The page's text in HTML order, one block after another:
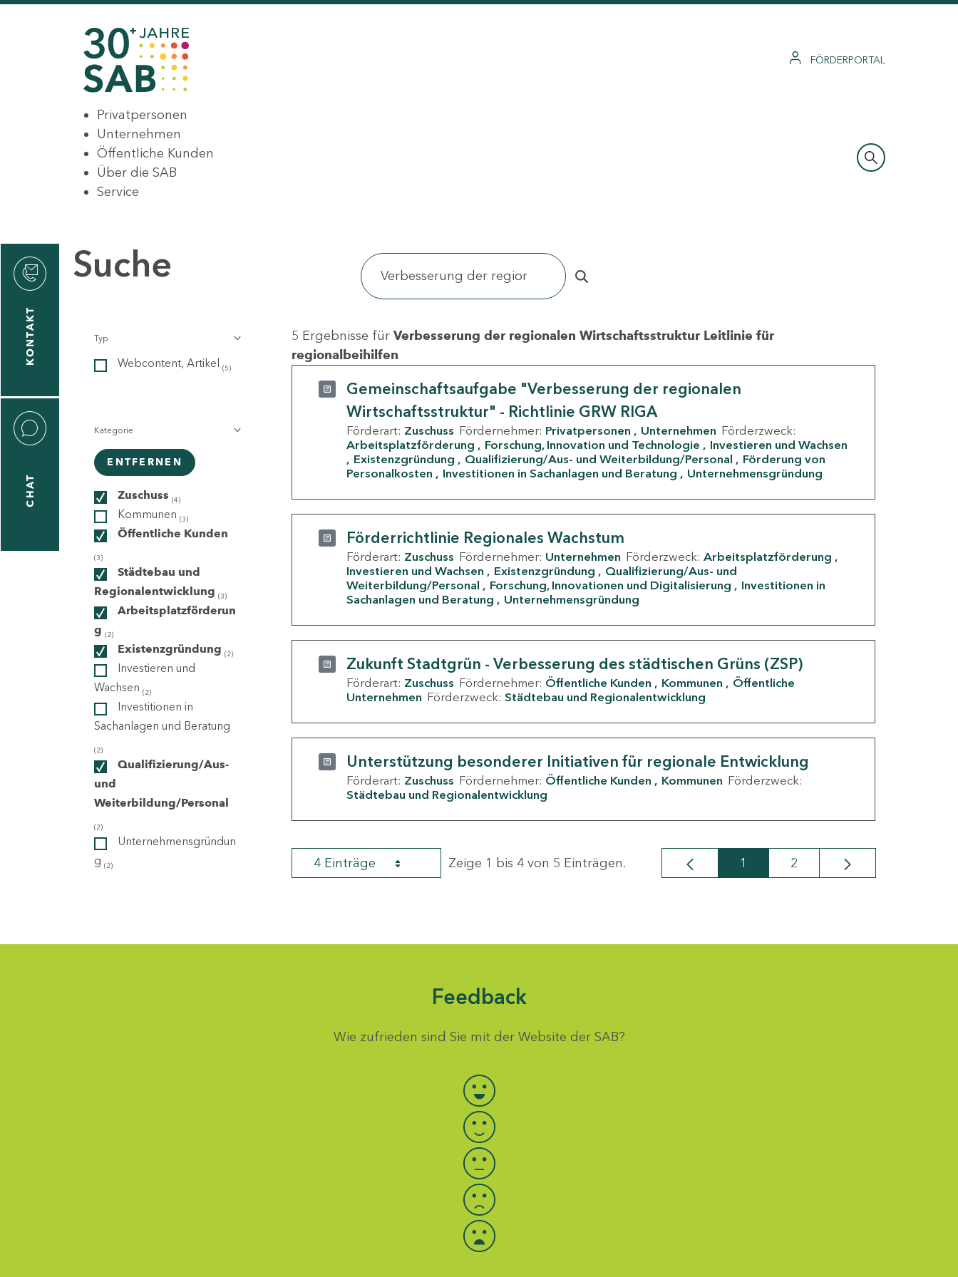
FÖRDERPORTAL
Privatpersonen
Unternehmen
Öffentliche Kunden
Über die SAB
Service
KONTAKT
CHAT
Suche
Typ
Webcontent, Artikel (5)
Kategorie
ENTFERNEN
Zuschuss (4)
Kommunen (3)
Öffentliche Kunden
(3)
Städtebau und
Regionalentwicklung (3)
Arbeitsplatzförderun
g (2)
Existenzgründung (2)
Investieren und
Wachsen (2)
Investitionen in
Sachanlagen und Beratung
(2)
Qualifizierung/Aus-
und
Weiterbildung/Personal
(2)
Unternehmensgründun
g (2)
5 Ergebnisse für Verbesserung der regionalen Wirtschaftsstruktur Leitlinie für
regionalbeihilfen
Gemeinschaftsaufgabe "Verbesserung der regionalen
Wirtschaftsstruktur" - Richtlinie GRW RIGA
Förderart: Zuschuss Fördernehmer: Privatpersonen Unternehmen Förderzweck:
Arbeitsplatzförderung
Forschung, Innovation und Technologie
Investieren und Wachsen
Existenzgründung
Qualifizierung/Aus- und Weiterbildung/Personal
Förderung von
Personalkosten
Investitionen in Sachanlagen und Beratung Unternehmensgründung
Förderrichtlinie Regionales Wachstum
Förderart: Zuschuss Fördernehmer: Unternehmen Förderzweck: Arbeitsplatzförderung
Investieren und Wachsen
Existenzgründung
Qualifizierung/Aus- und
Weiterbildung/Personal
Forschung, Innovationen und Digitalisierung
Investitionen in
Sachanlagen und Beratung
Unternehmensgründung
Zukunft Stadtgrün - Verbesserung des städtischen Grüns (ZSP)
Förderart: Zuschuss Fördernehmer: Öffentliche Kunden Kommunen
Öffentliche
Unternehmen Förderzweck: Städtebau und Regionalentwicklung
Unterstützung besonderer Initiativen für regionale Entwicklung
Förderart: Zuschuss Fördernehmer: Öffentliche Kunden Kommunen Förderzweck:
Städtebau und Regionalentwicklung
4 Einträge Zeige 1 bis 4 von 5 Einträgen. Seite
1 Seite
2
Feedback
Wie zufrieden sind Sie mit der Website der SAB?
Bewertung auswählen